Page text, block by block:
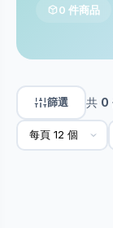
0 件商品
篩選 共 0